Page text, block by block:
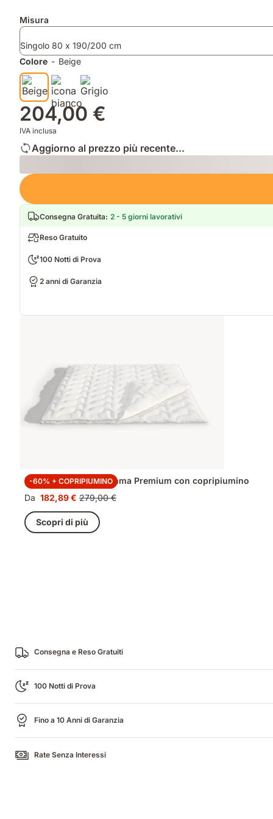
federe
Prodotti
aggiuntivi
Misura
Singolo 80 x 190/200 cm
Colore - Beige
204,00 €
IVA inclusa
Aggiorno al prezzo più recente...
Loading
Consegna Gratuita: 2 - 5 giorni lavorativi
Reso Gratuito
100 Notti di Prova
2 anni di Garanzia
-60% + COPRIPIUMINO
Piumino 4 stagioni Emma Premium con copripiumino
Da
Prezzo
182,89 €
182,89 € Prezzo
originale
279,00 €
279,00 €
Scopri di più
Consegna e Reso Gratuiti
100 Notti di Prova
Fino a 10 Anni di Garanzia
Rate Senza Interessi